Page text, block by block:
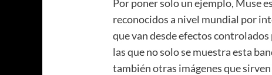
Por poner solo un ejemplo, Muse
reconocidos a nivel mundial por
que van desde efectos
las que no solo se muestra esta
también otras imágenes que sirven